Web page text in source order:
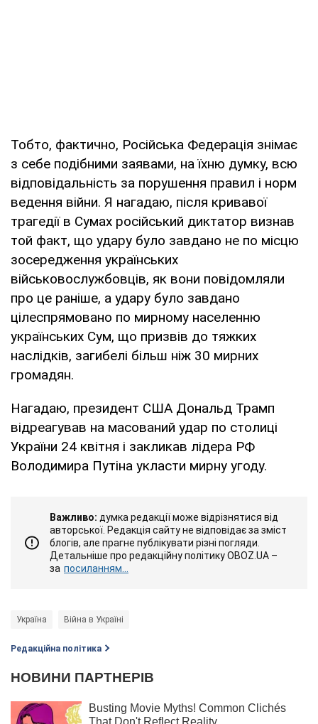
Тобто, фактично, Російська Федерація знімає
з себе подібними заявами, на їхню думку, всю
відповідальність за порушення правил і норм
ведення війни. Я нагадаю, після кривавої
трагедії в Сумах російський диктатор визнав
той факт, що удару було завдано не по місцю
зосередження українських
військовослужбовців, як вони повідомляли
про це раніше, а удару було завдано
цілеспрямовано по мирному населенню
українських Сум, що призвів до тяжких
наслідків, загибелі більш ніж 30 мирних
громадян.
Нагадаю, президент США Дональд Трамп
відреагував на масований удар по столиці
України 24 квітня і закликав лідера РФ
Володимира Путіна укласти мирну угоду.
Важливо: думка редакції може відрізнятися від
авторської. Редакція сайту не відповідає за зміст
блогів, але прагне публікувати різні погляди.
Детальніше про редакційну політику OBOZ.UA –
за посиланням...
Україна Війна в Україні
Редакційна політика